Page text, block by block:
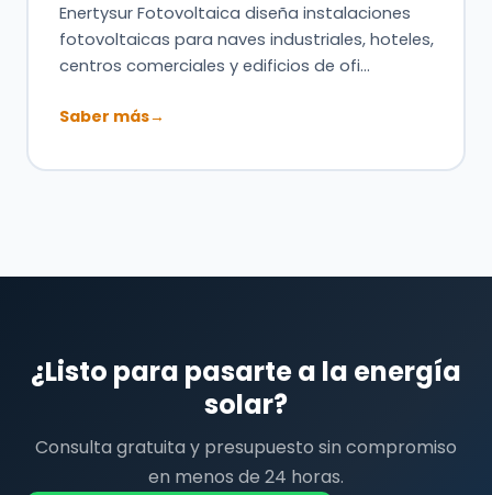
Enertysur Fotovoltaica diseña instalaciones
fotovoltaicas para naves industriales, hoteles,
centros comerciales y edificios de ofi…
Saber más→
¿Listo para pasarte a la energía
solar?
Consulta gratuita y presupuesto sin compromiso
en menos de 24 horas.